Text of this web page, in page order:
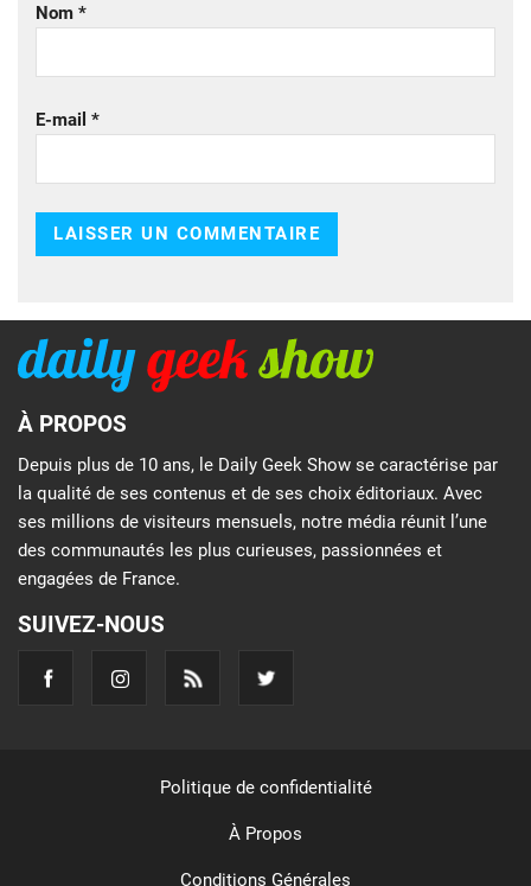
Nom *
E-mail *
À PROPOS
Depuis plus de 10 ans, le Daily Geek Show se caractérise par
la qualité de ses contenus et de ses choix éditoriaux. Avec
ses millions de visiteurs mensuels, notre média réunit l’une
des communautés les plus curieuses, passionnées et
engagées de France.
SUIVEZ-NOUS
Politique de confidentialité
À Propos
Conditions Générales